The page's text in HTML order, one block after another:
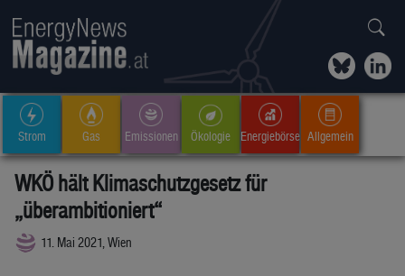
Strom Gas Emissionen Ökologie Energiebörse Allgemein
WKÖ hält Klimaschutzgesetz für
„überambitioniert“
11. Mai 2021, Wien